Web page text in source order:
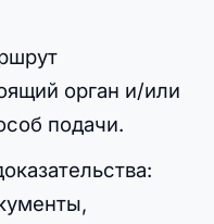
орган и/или
подачи.